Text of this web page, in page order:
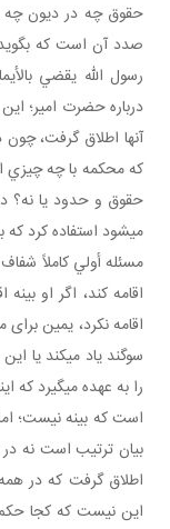
حقوق چه در ديون چه
صدد آن است که بگويد
رسول الله يقضي
درباره حضرت امير؛
آنها اطلاق گرفت،
که محکمه با چه چيزي
حقوق و حدود يا نه؟
مي شود استفاده کرد
مسئله أولي کاملاً
اقامه کند، اگر او
اقامه نکرد، يمين
سوگند ياد مي کند يا
را به عهده مي گيرد
است که بينه نيست؛
بيان ترتيب است نه در
اطلاق گرفت که در
اين نيست که کجا